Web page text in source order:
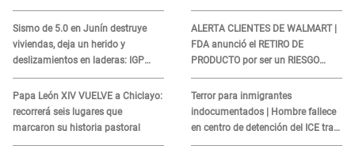
Sismo de 5.0 en Junín destruye
viviendas, deja un herido y
deslizamientos en laderas: IGP
alerta sobre posibles réplicas
Papa León XIV VUELVE a Chiclayo:
recorrerá seis lugares que
marcaron su historia pastoral
ALERTA CLIENTES DE WALMART |
FDA anunció el RETIRO DE
PRODUCTO por ser un RIESGO
MORTAL para consumidores: ¿Cuál
es?
Terror para inmigrantes
indocumentados | Hombre fallece
en centro de detención del ICE tras
sufrir una "emergencia médica"